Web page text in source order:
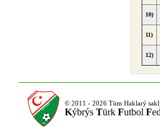
10)
11)
12)
© 2011 - 2026 Tüm Haklarý
Kýbrýs Türk Futbol F